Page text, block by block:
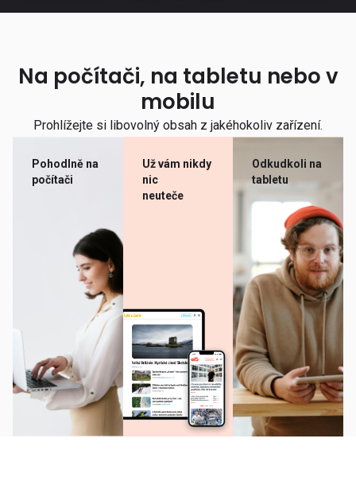
Na počítači, na tabletu nebo v
mobilu
Prohlížejte si libovolný obsah z jakéhokoliv zařízení.
Pohodlně na
počítači
Už vám nikdy
nic
neuteče
Odkudkoli na
tabletu